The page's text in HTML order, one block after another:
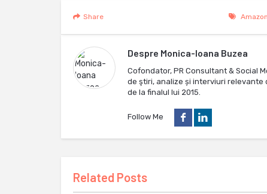
Amazon
Share
Despre Monica-Ioana Buzea
Cofondator, PR Consultant & Social
de ştiri, analize și interviuri relevante
de la finalul lui 2015.
Follow Me
Related Posts